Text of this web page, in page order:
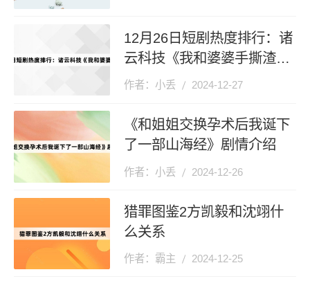
12月26日短剧热度排行：诸
云科技《我和婆婆手撕渣男
全家》登顶第一
作者：小丢 2024-12-27
《和姐姐交换孕术后我诞下
了一部山海经》剧情介绍
作者：小丢 2024-12-26
猎罪图鉴2方凯毅和沈翊什
么关系
作者：霸主 2024-12-25